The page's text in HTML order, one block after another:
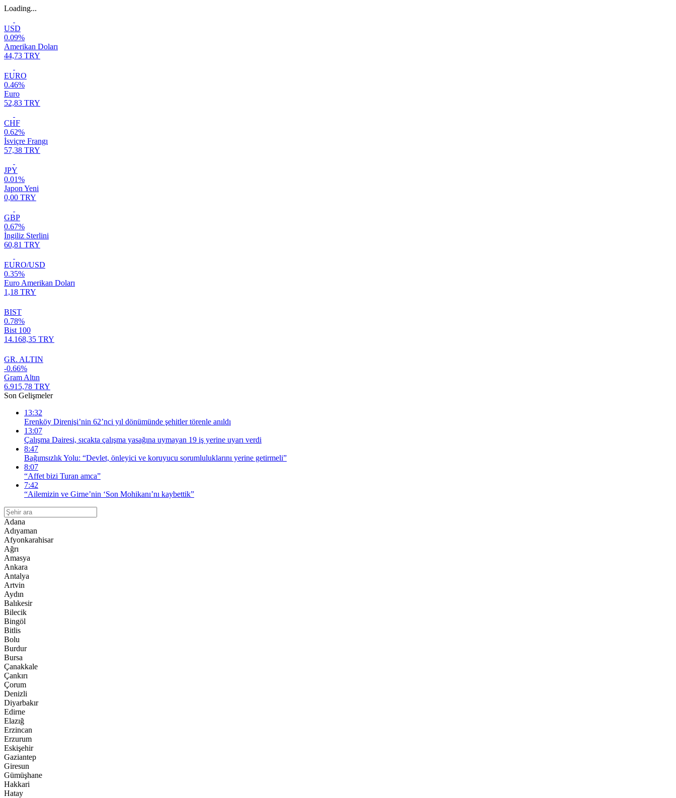
Loading...
USD
0.09%
Amerikan Doları
44,73 TRY
EURO
0.46%
Euro
52,83 TRY
CHF
0.62%
İsviçre Frangı
57,38 TRY
JPY
0.01%
Japon Yeni
0,00 TRY
GBP
0.67%
İngiliz Sterlini
60,81 TRY
EURO/USD
0.35%
Euro Amerikan Doları
1,18 TRY
BIST
0.78%
Bist 100
14.168,35 TRY
GR. ALTIN
-0.66%
Gram Altın
6.915,78 TRY
Son Gelişmeler
13:32
Erenköy Direnişi’nin 62’nci yıl dönümünde şehitler törenle anıldı
13:07
Çalışma Dairesi, sıcakta çalışma yasağına uymayan 19 iş yerine uyarı verdi
8:47
Bağımsızlık Yolu: “Devlet, önleyici ve koruyucu sorumluluklarını yerine getirmeli”
8:07
“Affet bizi Turan amca”
7:42
“Ailemizin ve Girne’nin ‘Son Mohikanı’nı kaybettik”
Adana
Adıyaman
Afyonkarahisar
Ağrı
Amasya
Ankara
Antalya
Artvin
Aydın
Balıkesir
Bilecik
Bingöl
Bitlis
Bolu
Burdur
Bursa
Çanakkale
Çankırı
Çorum
Denizli
Diyarbakır
Edirne
Elazığ
Erzincan
Erzurum
Eskişehir
Gaziantep
Giresun
Gümüşhane
Hakkari
Hatay